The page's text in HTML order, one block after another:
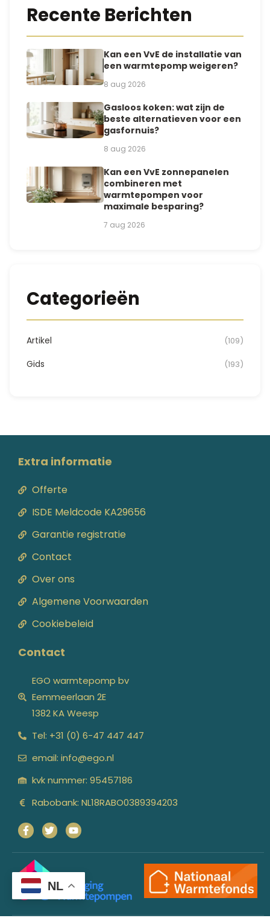
Recente Berichten
Kan een VvE de installatie van
een warmtepomp weigeren?
8 aug 2026
Gasloos koken: wat zijn de
beste alternatieven voor een
gasfornuis?
8 aug 2026
Kan een VvE zonnepanelen
combineren met
warmtepompen voor
maximale besparing?
7 aug 2026
Categorieën
Artikel (109)
Gids (193)
Extra informatie
Offerte
ISDE Meldcode KA29656
Garantie registratie
Contact
Over ons
Algemene Voorwaarden
Cookiebeleid
Contact
EGO warmtepomp bv
Eemmeerlaan 2E
1382 KA Weesp
Tel: +31 (0) 6-47 447 447
email: info@ego.nl
kvk nummer: 95457186
Rabobank: NL18RABO0389394203
NL